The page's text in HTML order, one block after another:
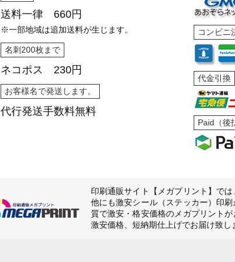
送料一律 660円
※一部地域は追加送料が生じます。
名刺200枚まで
ネコポス 230円
お客様名で発送します。
代行発送手数料無料
コンビニ
代金引換
Paid（後
印刷通販サイト【メガプリント】で
他にも激安シール（ステッカー）印
質で激安・格安価格のメガプリント
激安価格、短納期仕上げでお届け致し